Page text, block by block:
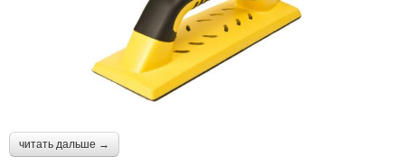
читать дальше →